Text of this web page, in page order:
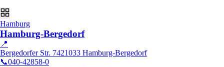
Hamburg
Hamburg-Bergedorf
📍
Bergedorfer Str. 7421033 Hamburg-Bergedorf
📞040-42858-0